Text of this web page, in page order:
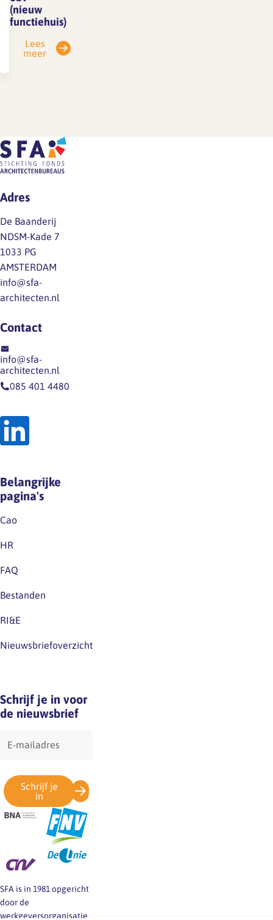
(nieuw
functiehuis)
Lees
meer
Adres
De Baanderij
NDSM-Kade 7
1033 PG
AMSTERDAM
info@sfa-
architecten.nl
Contact
info@sfa-
architecten.nl
085 401 4480
Belangrijke
pagina's
Cao
HR
FAQ
Bestanden
RI&E
Nieuwsbriefoverzicht
Schrijf je in voor
de nieuwsbrief
mailadres
Schrijf je
in
SFA is in 1981 opgericht
door de
werkgeversorganisatie